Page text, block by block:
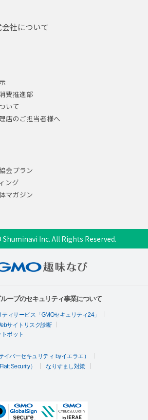
社について
費推進部
いて
店のご担当者様へ
会プラン
ング
マガジン
Shuminavi Inc. All Rights Reserved.